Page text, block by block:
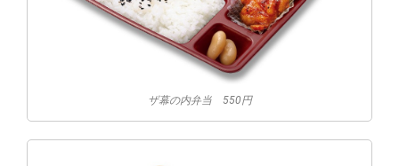
ザ幕の内弁当 550円